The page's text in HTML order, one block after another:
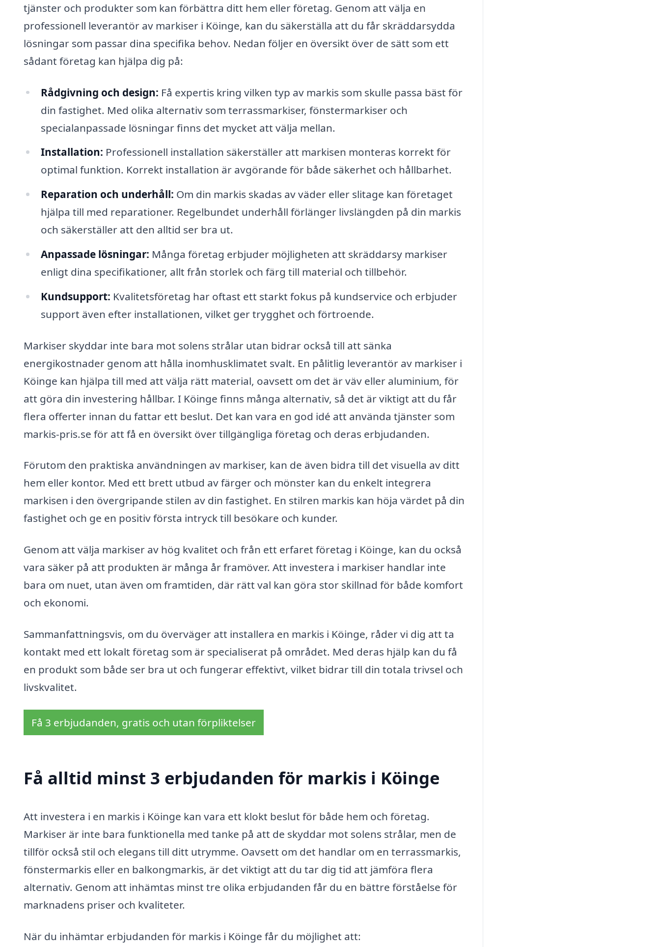
tjänster och produkter som kan förbättra ditt hem eller företag. Genom att välja en
professionell leverantör av markiser i Köinge, kan du säkerställa att du får skräddarsydda
lösningar som passar dina specifika behov. Nedan följer en översikt över de sätt som ett
sådant företag kan hjälpa dig på:
Rådgivning och design: Få expertis kring vilken typ av markis som skulle passa bäst för
din fastighet. Med olika alternativ som terrassmarkiser, fönstermarkiser och
specialanpassade lösningar finns det mycket att välja mellan.
Installation: Professionell installation säkerställer att markisen monteras korrekt för
optimal funktion. Korrekt installation är avgörande för både säkerhet och hållbarhet.
Reparation och underhåll: Om din markis skadas av väder eller slitage kan företaget
hjälpa till med reparationer. Regelbundet underhåll förlänger livslängden på din markis
och säkerställer att den alltid ser bra ut.
Anpassade lösningar: Många företag erbjuder möjligheten att skräddarsy markiser
enligt dina specifikationer, allt från storlek och färg till material och tillbehör.
Kundsupport: Kvalitetsföretag har oftast ett starkt fokus på kundservice och erbjuder
support även efter installationen, vilket ger trygghet och förtroende.
Markiser skyddar inte bara mot solens strålar utan bidrar också till att sänka
energikostnader genom att hålla inomhusklimatet svalt. En pålitlig leverantör av markiser i
Köinge kan hjälpa till med att välja rätt material, oavsett om det är väv eller aluminium, för
att göra din investering hållbar. I Köinge finns många alternativ, så det är viktigt att du får
flera offerter innan du fattar ett beslut. Det kan vara en god idé att använda tjänster som
markis-pris.se för att få en översikt över tillgängliga företag och deras erbjudanden.
Förutom den praktiska användningen av markiser, kan de även bidra till det visuella av ditt
hem eller kontor. Med ett brett utbud av färger och mönster kan du enkelt integrera
markisen i den övergripande stilen av din fastighet. En stilren markis kan höja värdet på din
fastighet och ge en positiv första intryck till besökare och kunder.
Genom att välja markiser av hög kvalitet och från ett erfaret företag i Köinge, kan du också
vara säker på att produkten är många år framöver. Att investera i markiser handlar inte
bara om nuet, utan även om framtiden, där rätt val kan göra stor skillnad för både komfort
och ekonomi.
Sammanfattningsvis, om du överväger att installera en markis i Köinge, råder vi dig att ta
kontakt med ett lokalt företag som är specialiserat på området. Med deras hjälp kan du få
en produkt som både ser bra ut och fungerar effektivt, vilket bidrar till din totala trivsel och
livskvalitet.
Få 3 erbjudanden, gratis och utan förpliktelser
Få alltid minst 3 erbjudanden för markis i Köinge
Att investera i en markis i Köinge kan vara ett klokt beslut för både hem och företag.
Markiser är inte bara funktionella med tanke på att de skyddar mot solens strålar, men de
tillför också stil och elegans till ditt utrymme. Oavsett om det handlar om en terrassmarkis,
fönstermarkis eller en balkongmarkis, är det viktigt att du tar dig tid att jämföra flera
alternativ. Genom att inhämtas minst tre olika erbjudanden får du en bättre förståelse för
marknadens priser och kvaliteter.
När du inhämtar erbjudanden för markis i Köinge får du möjlighet att: